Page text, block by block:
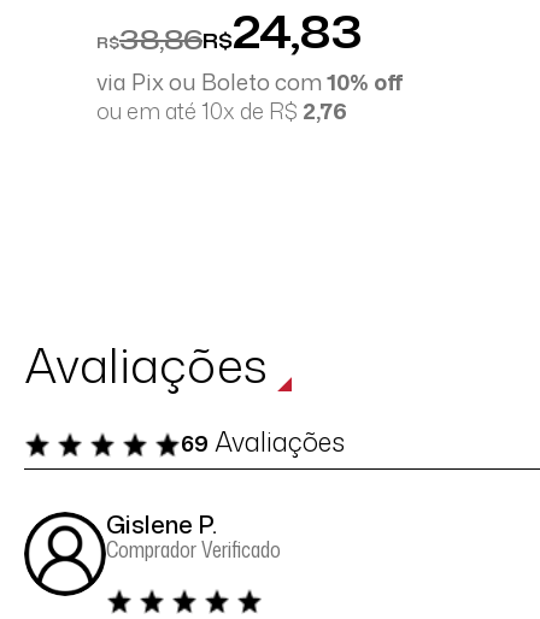
R$38,86R$24,83
via Pix ou Boleto com10% off
ou em até 10x de R$ 2,76
Avaliações
69 Avaliações
Gislene P.
Comprador Verificado